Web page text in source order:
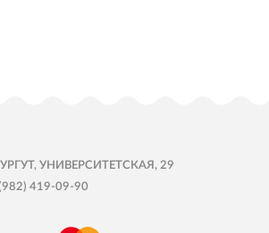
УНИВЕРСИТЕТСКАЯ, 29
419-09-90